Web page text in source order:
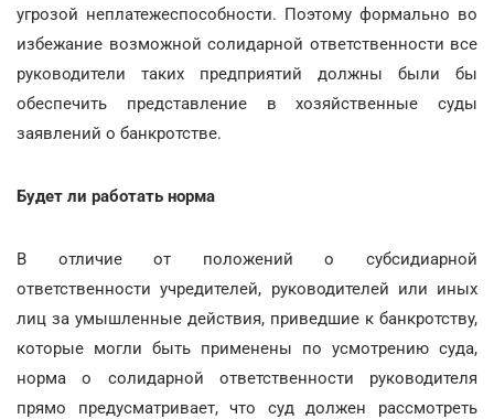
угрозой неплатежеспособности. Поэтому формально во
избежание возможной солидарной ответственности все
руководители таких предприятий должны были бы
обеспечить представление в хозяйственные суды
заявлений о банкротстве.
Будет ли работать норма
В отличие от положений о субсидиарной
ответственности учредителей, руководителей или иных
лиц за умышленные действия, приведшие к банкротству,
которые могли быть применены по усмотрению суда,
норма о солидарной ответственности руководителя
прямо предусматривает, что суд должен рассмотреть